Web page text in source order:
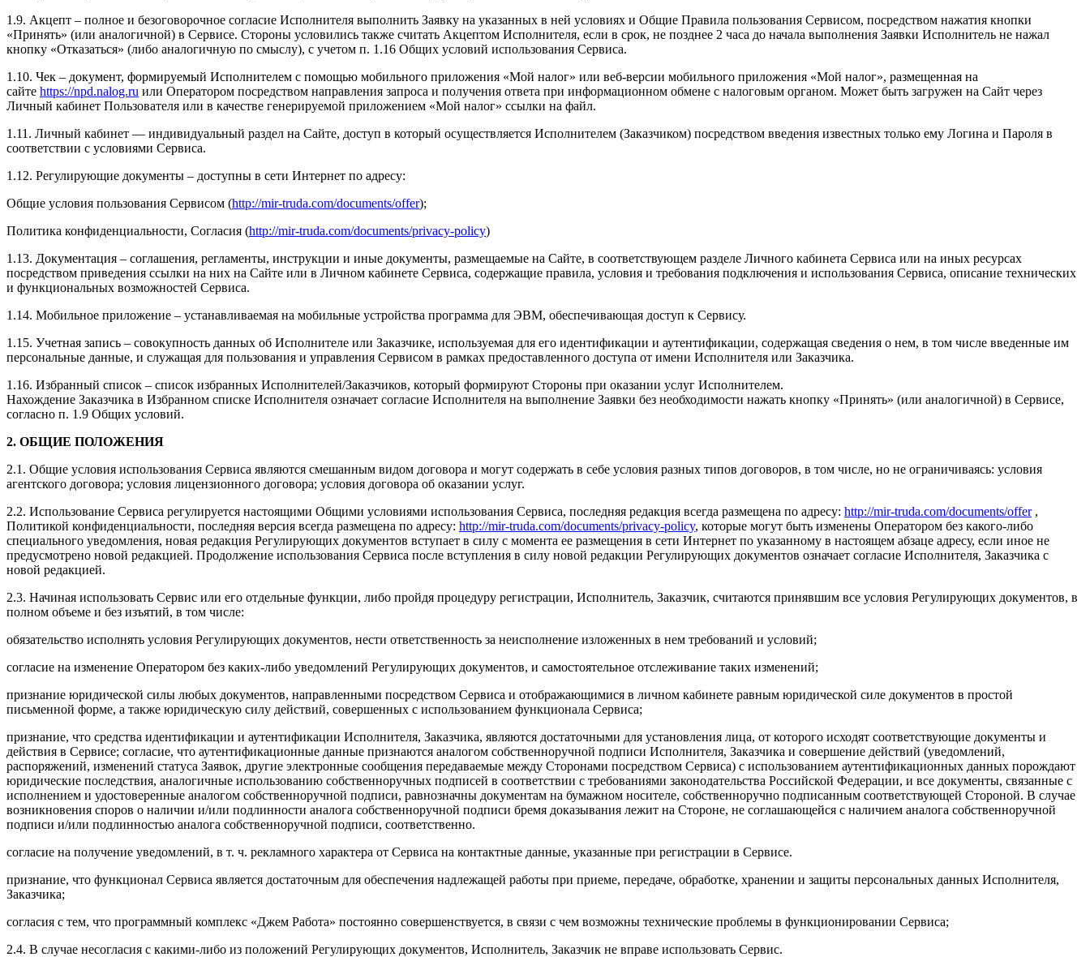
1.9. Акцепт – полное и безоговорочное согласие Исполнителя выполнить Заявку на указанных в ней условиях и Общие Правила пользования Сервисом, посредством нажатия кнопки
«Принять» (или аналогичной) в Сервисе. Стороны условились также считать Акцептом Исполнителя, если в срок, не позднее 2 часа до начала выполнения Заявки Исполнитель не нажал
кнопку «Отказаться» (либо аналогичную по смыслу), с учетом п. 1.16 Общих условий использования Сервиса.
1.10. Чек – документ, формируемый Исполнителем с помощью мобильного приложения «Мой налог» или веб-версии мобильного приложения «Мой налог», размещенная на
сайте https://npd.nalog.ru или Оператором посредством направления запроса и получения ответа при информационном обмене с налоговым органом. Может быть загружен на Сайт через
Личный кабинет Пользователя или в качестве генерируемой приложением «Мой налог» ссылки на файл.
1.11. Личный кабинет — индивидуальный раздел на Сайте, доступ в который осуществляется Исполнителем (Заказчиком) посредством введения известных только ему Логина и Пароля в
соответствии с условиями Сервиса.
1.12. Регулирующие документы – доступны в сети Интернет по адресу:
Общие условия пользования Сервисом (http://mir-truda.com/documents/offer);
Политика конфиденциальности, Согласия (http://mir-truda.com/documents/privacy-policy)
1.13. Документация – соглашения, регламенты, инструкции и иные документы, размещаемые на Сайте, в соответствующем разделе Личного кабинета Сервиса или на иных ресурсах
посредством приведения ссылки на них на Сайте или в Личном кабинете Сервиса, содержащие правила, условия и требования подключения и использования Сервиса, описание технических
и функциональных возможностей Сервиса.
1.14. Мобильное приложение – устанавливаемая на мобильные устройства программа для ЭВМ, обеспечивающая доступ к Сервису.
1.15. Учетная запись – совокупность данных об Исполнителе или Заказчике, используемая для его идентификации и аутентификации, содержащая сведения о нем, в том числе введенные им
персональные данные, и служащая для пользования и управления Сервисом в рамках предоставленного доступа от имени Исполнителя или Заказчика.
1.16. Избранный список – список избранных Исполнителей/Заказчиков, который формируют Стороны при оказании услуг Исполнителем.
Нахождение Заказчика в Избранном списке Исполнителя означает согласие Исполнителя на выполнение Заявки без необходимости нажать кнопку «Принять» (или аналогичной) в Сервисе,
согласно п. 1.9 Общих условий.
2. ОБЩИЕ ПОЛОЖЕНИЯ
2.1. Общие условия использования Сервиса являются смешанным видом договора и могут содержать в себе условия разных типов договоров, в том числе, но не ограничиваясь: условия
агентского договора; условия лицензионного договора; условия договора об оказании услуг.
2.2. Использование Сервиса регулируется настоящими Общими условиями использования Сервиса, последняя редакция всегда размещена по адресу: http://mir-truda.com/documents/offer,
Политикой конфиденциальности, последняя версия всегда размещена по адресу: http://mir-truda.com/documents/privacy-policy, которые могут быть изменены Оператором без какого-либо
специального уведомления, новая редакция Регулирующих документов вступает в силу с момента ее размещения в сети Интернет по указанному в настоящем абзаце адресу, если иное не
предусмотрено новой редакцией. Продолжение использования Сервиса после вступления в силу новой редакции Регулирующих документов означает согласие Исполнителя, Заказчика с
новой редакцией.
2.3. Начиная использовать Сервис или его отдельные функции, либо пройдя процедуру регистрации, Исполнитель, Заказчик, считаются принявшим все условия Регулирующих документов, в
полном объеме и без изъятий, в том числе:
обязательство исполнять условия Регулирующих документов, нести ответственность за неисполнение изложенных в нем требований и условий;
согласие на изменение Оператором без каких-либо уведомлений Регулирующих документов, и самостоятельное отслеживание таких изменений;
признание юридической силы любых документов, направленными посредством Сервиса и отображающимися в личном кабинете равным юридической силе документов в простой
письменной форме, а также юридическую силу действий, совершенных с использованием функционала Сервиса;
признание, что средства идентификации и аутентификации Исполнителя, Заказчика, являются достаточными для установления лица, от которого исходят соответствующие документы и
действия в Сервисе; согласие, что аутентификационные данные признаются аналогом собственноручной подписи Исполнителя, Заказчика и совершение действий (уведомлений,
распоряжений, изменений статуса Заявок, другие электронные сообщения передаваемые между Сторонами посредством Сервиса) с использованием аутентификационных данных порождают
юридические последствия, аналогичные использованию собственноручных подписей в соответствии с требованиями законодательства Российской Федерации, и все документы, связанные с
исполнением и удостоверенные аналогом собственноручной подписи, равнозначны документам на бумажном носителе, собственноручно подписанным соответствующей Стороной. В случае
возникновения споров о наличии и/или подлинности аналога собственноручной подписи бремя доказывания лежит на Стороне, не соглашающейся с наличием аналога собственноручной
подписи и/или подлинностью аналога собственноручной подписи, соответственно.
согласие на получение уведомлений, в т. ч. рекламного характера от Сервиса на контактные данные, указанные при регистрации в Сервисе.
признание, что функционал Сервиса является достаточным для обеспечения надлежащей работы при приеме, передаче, обработке, хранении и защиты персональных данных Исполнителя,
Заказчика;
согласия с тем, что программный комплекс «Джем Работа» постоянно совершенствуется, в связи с чем возможны технические проблемы в функционировании Сервиса;
2.4. В случае несогласия с какими-либо из положений Регулирующих документов, Исполнитель, Заказчик не вправе использовать Сервис.